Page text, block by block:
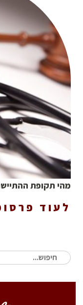
מהי תקופת
לעוד
חיפוש
עבור: